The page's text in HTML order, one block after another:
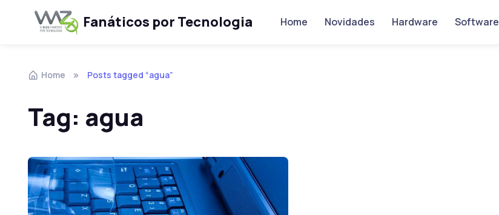
Skip to navigation
Skip to contentFanáticos por Tecnologia Home Novidades Hardware Software
Home Posts tagged “agua”
Tag: agua